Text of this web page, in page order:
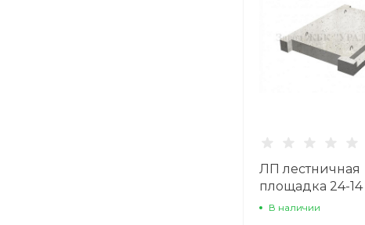
ЛП лестничная
площадка 24-14
В наличии